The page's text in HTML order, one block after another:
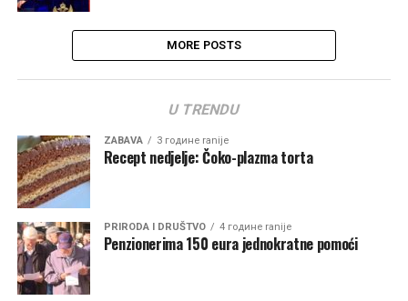
MORE POSTS
U TRENDU
ZABAVA 3 године ranije
Recept nedjelje: Čoko-plazma torta
PRIRODA I DRUŠTVO 4 године ranije
Penzionerima 150 eura jednokratne pomoći